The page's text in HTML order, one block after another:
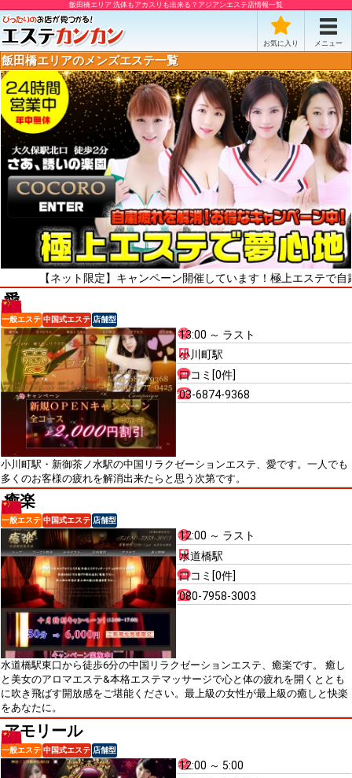
飯田橋エリア 洗体もアカスリも出来る？アジアンエステ店情報一覧
お気に入り メニュー
飯田橋エリアのメンズエステ一覧
ット限定】キャンペーン開催しています！極上エステで自粛疲れを
愛
一般エステ 中国式エステ 店舗型
13:00 ～ ラスト
小川町駅
口コミ[0件]
03-6874-9368
小川町駅・新御茶ノ水駅の中国リラクゼーションエステ、愛です。一人でも
多くのお客様の疲れを解消出来たらと思う次第です。
癒楽
一般エステ 中国式エステ 店舗型
12:00 ～ ラスト
水道橋駅
口コミ[0件]
080-7958-3003
水道橋駅東口から徒歩6分の中国リラクゼーションエステ、癒楽です。 癒し
と美女のアロマエステ&本格エステマッサージで心と体の疲れを開くととも
に吹き飛ばす開放感をご堪能ください。最上級の女性が最上級の癒しと快楽
をあなたに。
アモリール
一般エステ 中国式エステ 店舗型
12:00 ～ 5:00